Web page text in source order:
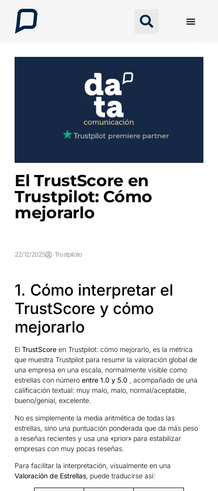
El TrustScore en
Trustpilot: Cómo
mejorarlo
22/12/2025 Trustpiloto
1. Cómo interpretar el
TrustScore y cómo
mejorarlo
El TrustScore en Trustpilot: cómo mejorarlo, es la métrica
que muestra Trustpilot para resumir la valoración global de
una empresa en una escala, normalmente visible como
estrellas con número entre 1.0 y 5.0 , acompañado de una
calificación textual: muy malo, malo, normal/aceptable,
bueno/genial, excelente.
No es simplemente la media aritmética de todas las
estrellas, sino una puntuación ponderada que da más peso
a reseñas recientes y usa una «prior» para estabilizar
empresas con muy pocas reseñas.
Para facilitar la interpretación, visualmente en una
Valoración de Estrellas, puede traducirse así: